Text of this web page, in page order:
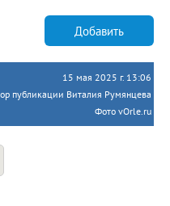
Добавить
15 мая 2025 г. 13:06
публикации Виталия Румянцева
Фото vOrle.ru